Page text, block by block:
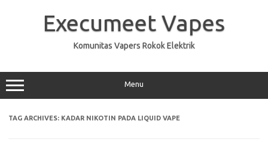
Execumeet Vapes
Komunitas Vapers Rokok Elektrik
Menu
TAG ARCHIVES: KADAR NIKOTIN PADA LIQUID VAPE